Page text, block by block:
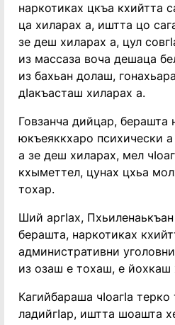
наркотиках цкъа кхийтта
ца хиларах а, иштта цо
зе деш хиларах а, цул
из массаза воча дешаца
из бахьан долаш,
дIакъасташ хиларах а.
Говзанча дийцар, берашта
юкъеяккхаро психически
а зе деш хиларах, мел
кхыметтел, цунах цхьа
тохар.
Ший аргIах,
берашта, наркотиках
административни
из озаш е тохаш, е йохкаш
Кагийбараша чIоагIа
ладийгIар, иштта шоашта